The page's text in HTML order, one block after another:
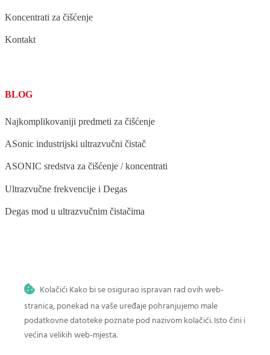
Koncentrati za čišćenje
Kontakt
BLOG
Najkomplikovaniji predmeti za čišćenje
ASonic industrijski ultrazvučni čistač
ASONIC sredstva za čišćenje / koncentrati
Ultrazvučne frekvencije i Degas
Degas mod u ultrazvučnim čistačima
Ultrazvučno čišćenje stomatoloških instrumenata
Ultrazvučno čišćenje povrća i voća
Ultrazvučno čišćenje četkica za šminku
Kolačići Kako bi se osigurao ispravan rad ovih web-
stranica, ponekad na vaše uređaje pohranjujemo male
podatkovne datoteke poznate pod nazivom kolačići. Isto čini i
većina velikih web-mjesta.